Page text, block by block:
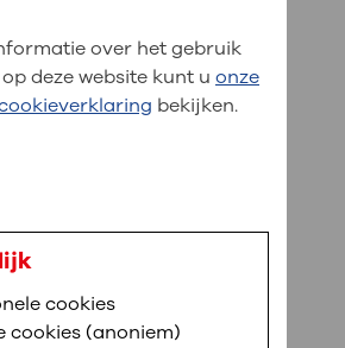
OLVG
, MijnOLVG ,Digitalisering
van OLVG. In
specialist
over het gebruik
deze website kunt u onze
bekijken.
cookies
cookies (anoniem)